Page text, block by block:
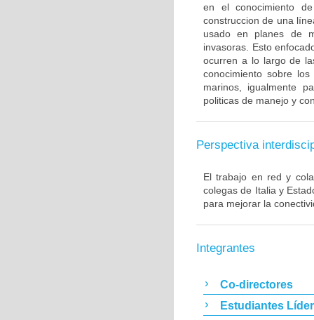
en el conocimiento
construccion de una
usado en planes de
invasoras. Esto
ocurren a lo largo de
conocimiento sobre
marinos, igualmente
politicas de manejo y
Perspectiva
El trabajo en red y
colegas de Italia y
para mejorar la
Integrantes
Co-directores
Estudiantes